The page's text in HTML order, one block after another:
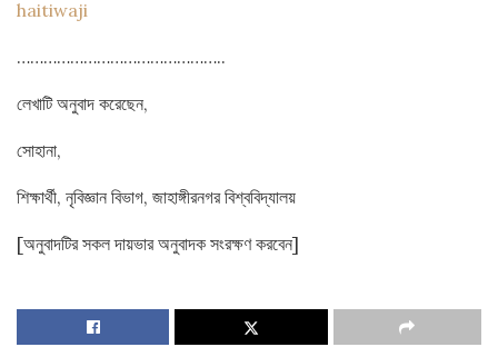
haitiwaji
………………………………………..
লেখাটি অনুবাদ করেছেন,
সোহানা,
শিক্ষার্থী, নৃবিজ্ঞান বিভাগ, জাহাঙ্গীরনগর বিশ্ববিদ্যালয়
[অনুবাদটির সকল দায়ভার অনুবাদক সংরক্ষণ করবেন]